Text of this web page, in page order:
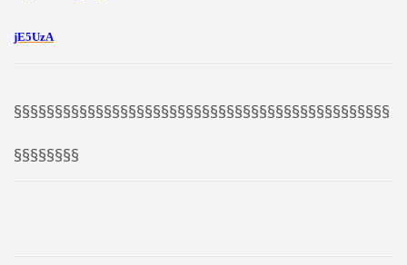
jE5UzA
§§§§§§§§§§§§§§§§§§§§§§§§§§§§§§§§§§§§§§§§§§§§§§
§§§§§§§§